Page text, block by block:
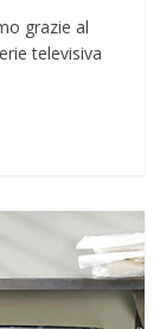
grazie al
televisiva